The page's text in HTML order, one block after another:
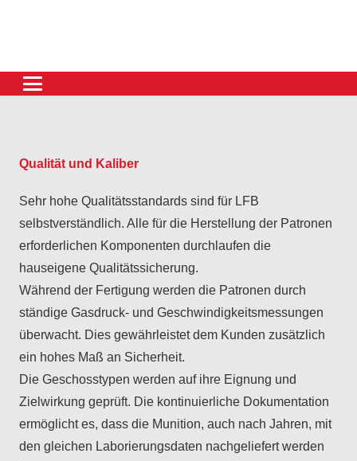
Qualität und Kaliber
Sehr hohe Qualitätsstandards sind für LFB
selbstverständlich. Alle für die Herstellung der Patronen
erforderlichen Komponenten durchlaufen die
hauseigene Qualitätssicherung.
Während der Fertigung werden die Patronen durch
ständige Gasdruck- und Geschwindigkeitsmessungen
überwacht. Dies gewährleistet dem Kunden zusätzlich
ein hohes Maß an Sicherheit.
Die Geschosstypen werden auf ihre Eignung und
Zielwirkung geprüft. Die kontinuierliche Dokumentation
ermöglicht es, dass die Munition, auch nach Jahren, mit
den gleichen Laborierungsdaten nachgeliefert werden